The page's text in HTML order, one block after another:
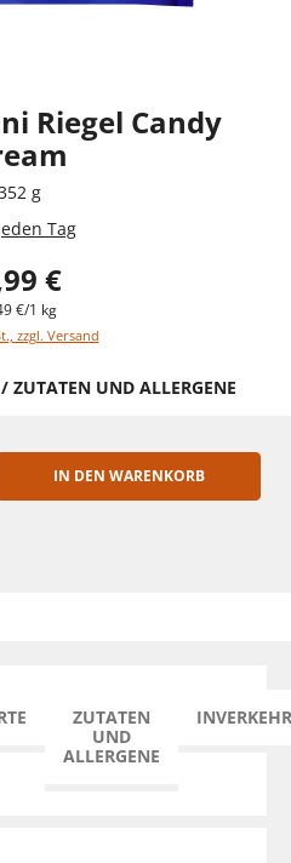
Riegel Candy
g
Tag
€
€/1 kg
zzgl. Versand
ZUTATEN UND ALLERGENE
IN DEN WARENKORB
ZUTATEN
UND
ALLERGENE